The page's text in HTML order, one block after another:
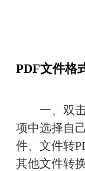
PDF文件格
一、双击
项中选择自
件、文件转
其他文件转